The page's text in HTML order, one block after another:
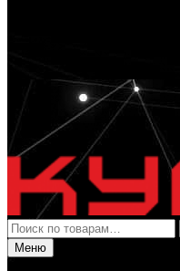
Искать:
Меню